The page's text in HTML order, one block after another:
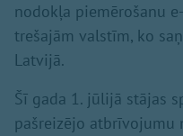
nodokļa piemērošanu
trešajām valstīm, ko
Latvijā.
Šī gada 1. jūlijā stājas
pašreizējo atbrīvojumu